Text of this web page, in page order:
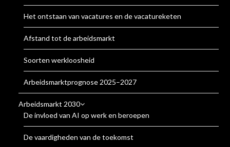
Het ontstaan van vacatures en de vacatureketen
Afstand tot de arbeidsmarkt
Soorten werkloosheid
Arbeidsmarktprognose 2025–2027
Arbeidsmarkt 2030
De invloed van AI op werk en beroepen
De vaardigheden van de toekomst